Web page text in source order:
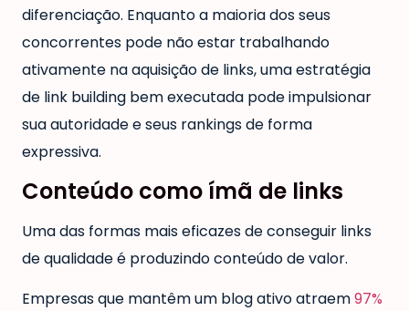
diferenciação. Enquanto a maioria dos seus
concorrentes pode não estar trabalhando
ativamente na aquisição de links, uma estratégia
de link building bem executada pode impulsionar
sua autoridade e seus rankings de forma
expressiva.
Conteúdo como ímã de links
Uma das formas mais eficazes de conseguir links
de qualidade é produzindo conteúdo de valor.
Empresas que mantêm um blog ativo atraem97%